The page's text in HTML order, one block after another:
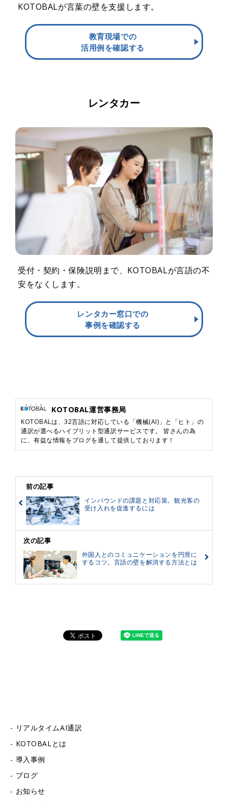
KOTOBALが言葉の壁を支援します。
教育現場での
活用例を確認する
レンタカー
受付・契約・保険説明まで、KOTOBALが言語の不
安をなくします。
レンタカー窓口での
事例を確認する
KOTOBAL運営事務局
KOTOBALは、32言語に対応している「機械(AI)」と「ヒト」の
通訳が選べるハイブリット型通訳サービスです。 皆さんの為
に、有益な情報をブログを通して提供しております！
前の記事
インバウンドの課題と対応策。観光客の
受け入れを促進するには
次の記事
外国人とのコミュニケーションを円滑に
するコツ。言語の壁を解消する方法とは
リアルタイムAI通訳
KOTOBALとは
導入事例
ブログ
お知らせ